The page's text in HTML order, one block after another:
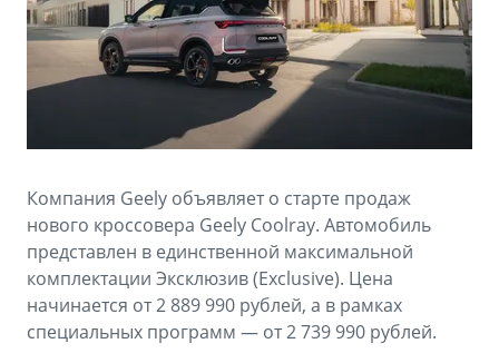
MONJARO
от 4 349 990 ₽*
PREFACE
от 3 079 990 ₽*
GEELY EX5
от 3 769 990 ₽*
Аксессуары
Зарядные устройства
Расчет КАСКО
Страхование
GEELY Лизинг
Советы по эксплуатации
Спецпредложения
Гарантия Geely
Сервисная книжка
Вопросы и ответы
Компания Geely объявляет о старте продаж
нового кроссовера Geely Coolray. Автомобиль
представлен в единственной максимальной
комплектации Эксклюзив (Exclusive). Цена
начинается от 2 889 990 рублей, а в рамках
специальных программ — от 2 739 990 рублей.